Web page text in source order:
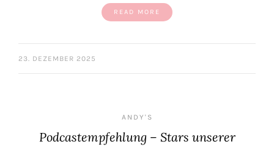
READ MORE
23. DEZEMBER 2025
ANDY'S
Podcastempfehlung – Stars unserer